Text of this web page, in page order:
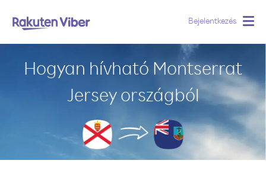
Bejelentkezés
Hogyan hívható Montserrat
Jersey országból